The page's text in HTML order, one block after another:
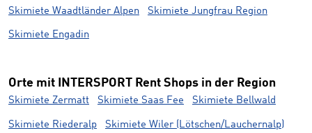
Skimiete Waadtländer Alpen Skimiete Jungfrau Region
Skimiete Engadin
Orte mit INTERSPORT Rent Shops in der Region
Skimiete Zermatt Skimiete Saas Fee Skimiete Bellwald
Skimiete Riederalp Skimiete Wiler (Lötschen/Lauchernalp)